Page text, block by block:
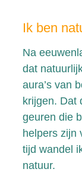
Ik ben
Na
dat
aura’s van
krijgen. Dat
geuren die
helpers zijn
tijd wandel
natuur.